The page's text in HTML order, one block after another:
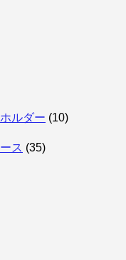
ルダー (10)
ス (35)